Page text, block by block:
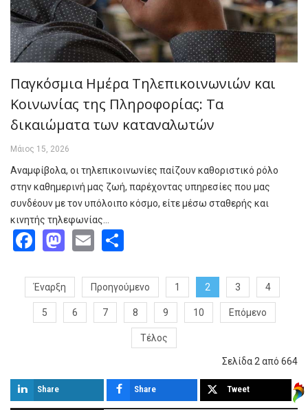
Παγκόσμια Ημέρα Τηλεπικοινωνιών και
Κοινωνίας της Πληροφορίας: Τα
δικαιώματα των καταναλωτών
Μάιος 15, 2026
Αναμφίβολα, οι τηλεπικοινωνίες παίζουν καθοριστικό ρόλο
στην καθημερινή μας ζωή, παρέχοντας υπηρεσίες που μας
συνδέουν με τον υπόλοιπο κόσμο, είτε μέσω σταθερής και
κινητής τηλεφωνίας…
Facebook
Mastodon
Email
Έναρξη Προηγούμενο 1 2 3 4
5 6 7 8 9 10 Επόμενο
Τέλος
Σελίδα 2 από 664
Share Share Tweet